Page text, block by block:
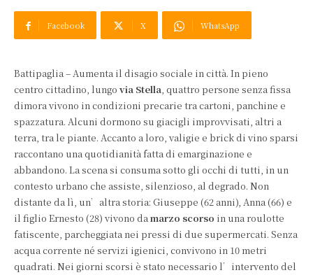
Facebook X WhatsApp
Battipaglia – Aumenta il disagio sociale in città. In pieno
centro cittadino, lungo via Stella, quattro persone senza fissa
dimora vivono in condizioni precarie tra cartoni, panchine e
spazzatura. Alcuni dormono su giacigli improvvisati, altri a
terra, tra le piante. Accanto a loro, valigie e brick di vino sparsi
raccontano una quotidianità fatta di emarginazione e
abbandono. La scena si consuma sotto gli occhi di tutti, in un
contesto urbano che assiste, silenzioso, al degrado. Non
distante da lì, un’altra storia: Giuseppe (62 anni), Anna (66) e
il figlio Ernesto (28) vivono damarzo scorso in una roulotte
fatiscente, parcheggiata nei pressi di due supermercati. Senza
acqua corrente né servizi igienici, convivono in 10 metri
quadrati. Nei giorni scorsi è stato necessario l’intervento del